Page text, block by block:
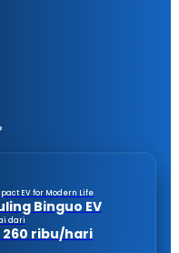
EV for Modern Life
Binguo EV
dari
260 ribu/hari